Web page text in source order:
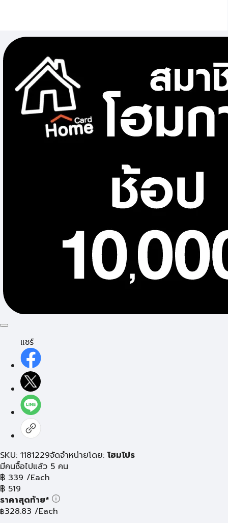
แชร์
SKU: 1181229จัดจำหน่ายโดย: โฮมโปร
มีคนซื้อไปแล้ว 5 คน
฿ 339 /Each
฿ 519
ราคาสุดท้าย*
฿328.83 /Each